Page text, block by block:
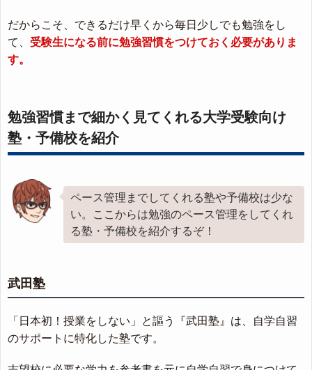
だからこそ、できるだけ早くから毎日少しでも勉強をし
て、 受験生になる前に勉強習慣をつけておく必要がありま
す。
勉強習慣まで細かく見てくれる大学受験向け
塾・予備校を紹介
ペース管理までしてくれる塾や予備校は少な
い。ここからは勉強のペース管理をしてくれ
る塾・予備校を紹介するぞ！
武田塾
「日本初！授業をしない」と謳う『武田塾』は、自学自習
のサポートに特化した塾です。